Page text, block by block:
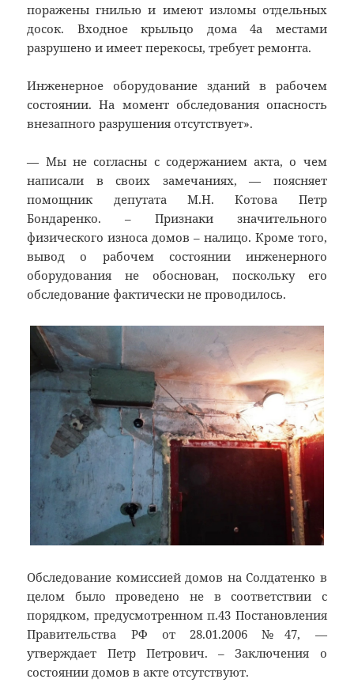
поражены гнилью и имеют изломы отдельных
досок. Входное крыльцо дома 4а местами
разрушено и имеет перекосы, требует ремонта.
Инженерное оборудование зданий в рабочем
состоянии. На момент обследования опасность
внезапного разрушения отсутствует».
— Мы не согласны с содержанием акта, о чем
написали в своих замечаниях, — поясняет
помощник депутата М.Н. Котова Петр
Бондаренко. – Признаки значительного
физического износа домов – налицо. Кроме того,
вывод о рабочем состоянии инженерного
оборудования не обоснован, поскольку его
обследование фактически не проводилось.
Обследование комиссией домов на Солдатенко в
целом было проведено не в соответствии с
порядком, предусмотренном п.43 Постановления
Правительства РФ от 28.01.2006 №47, —
утверждает Петр Петрович. – Заключения о
состоянии домов в акте отсутствуют.